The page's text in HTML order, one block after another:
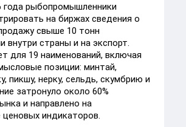
года рыбопромышленники
на биржах сведения о
свыше 10 тонн
внутри страны и на экспорт.
для 19 наименований, включая
позиции: минтай,
пикшу, нерку, сельдь, скумбрию и
затронуло около 60%
и направлено на
индикаторов.